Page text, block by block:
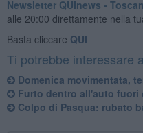
Newsletter QUInews -
alle 20:00 direttamente nella
Basta cliccare QUI
Ti potrebbe interessare
Domenica movimentata,
Furto dentro all'auto fuori
Colpo di Pasqua: rubato